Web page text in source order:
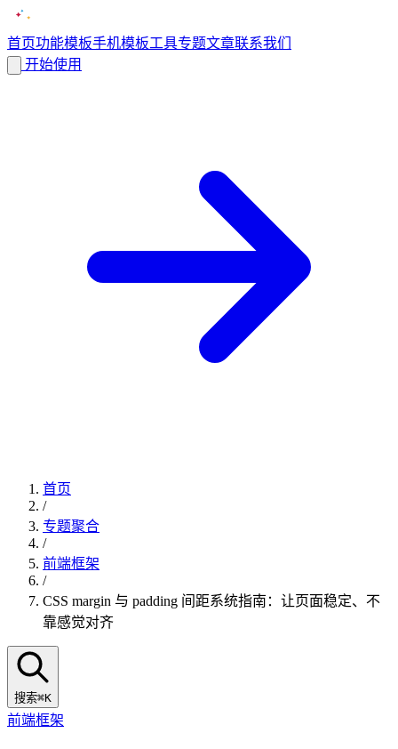
首页功能模板手机模板工具专题文章联系我们
开始使用
首页
/
专题聚合
/
前端框架
/
CSS margin 与 padding 间距系统指南：让页面稳定、不
靠感觉对齐
搜索⌘K
前端框架